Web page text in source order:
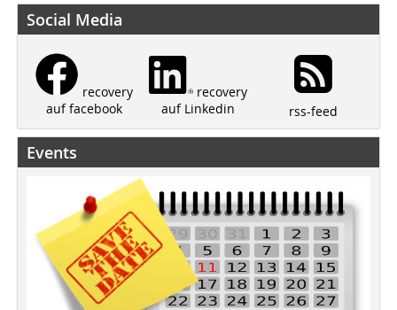
Social Media
recovery
auf facebook
recovery
auf Linkedin
rss-feed
Events